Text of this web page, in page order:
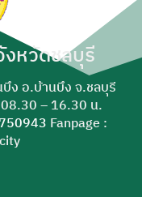
งหวัดชลบุรี
ง อ.บ้านบึง จ.ชลบุรี
– 16.30 น.
Fanpage :